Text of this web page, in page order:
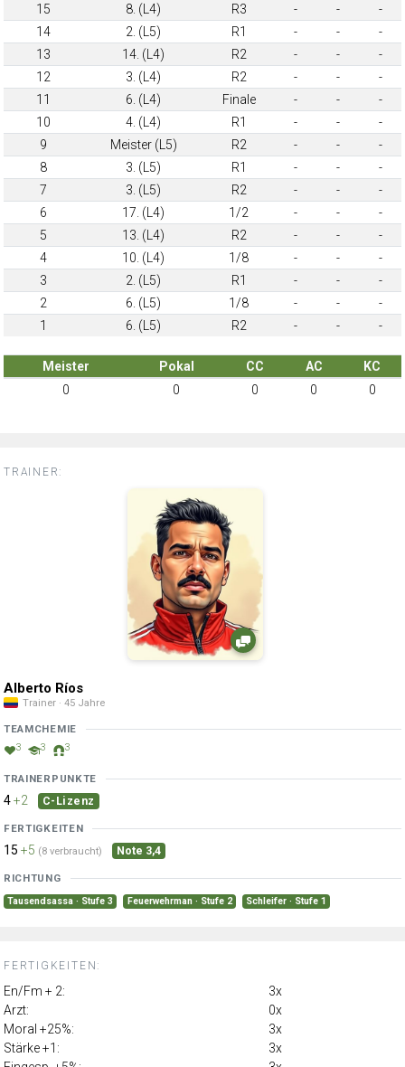
15
8. (L4) R3 - -
-
14
2. (L5) R1 - -
-
13
14. (L4) R2 - -
-
12
3. (L4) R2 - -
-
11
6. (L4) Finale - -
-
10
4. (L4) R1 - -
-
9
Meister (L5) R2 - -
-
8
3. (L5) R1 - -
-
7
3. (L5) R2 - -
-
6
17. (L4) 1/2 - -
-
5
13. (L4) R2 - -
-
4
10. (L4) 1/8 - -
-
3
2. (L5) R1 - -
-
2
6. (L5) 1/8 - -
-
1
6. (L5) R2 - - -
Meister Pokal CC AC
KC
0
0 0 0 0
TRAINER:
Alberto Ríos
Trainer · 45 Jahre
TEAMCHEMIE
3 3 3
TRAINERPUNKTE
4+2 C-Lizenz
FERTIGKEITEN
15 +5 (8 verbraucht) Note 3,4
RICHTUNG
Tausendsassa · Stufe 3 Feuerwehrman · Stufe 2 Schleifer · Stufe 1
FERTIGKEITEN:
En/Fm + 2:
3x
Arzt:
0x
Moral +25%:
3x
Stärke +1:
3x